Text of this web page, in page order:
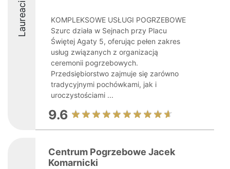
Laureaci
KOMPLEKSOWE USŁUGI POGRZEBOWE
Szurc działa w Sejnach przy Placu
Świętej Agaty 5, oferując pełen zakres
usług związanych z organizacją
ceremonii pogrzebowych.
Przedsiębiorstwo zajmuje się zarówno
tradycyjnymi pochówkami, jak i
uroczystościami ...
9.6
Centrum Pogrzebowe Jacek
Komarnicki